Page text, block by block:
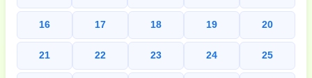
16 17 18 19 20
21 22 23 24 25